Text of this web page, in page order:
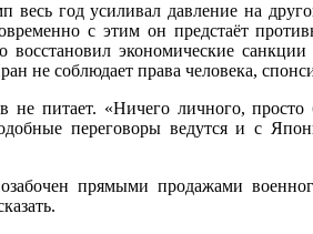
год усиливал давление на
с этим он предстаёт
экономические
не соблюдает права человека,
не питает. «Ничего личного,
переговоры ведутся и с
прямыми продажами